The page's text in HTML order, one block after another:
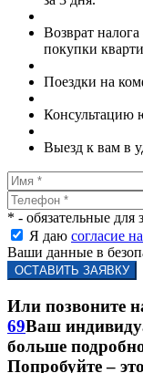
Возврат
покупки
Поездки на
Консультацию
Выезд к вам в
* - обязательные для
Я даю согласие
Ваши данные в
Или позвоните
69Ваш
больше
Попробуйте –